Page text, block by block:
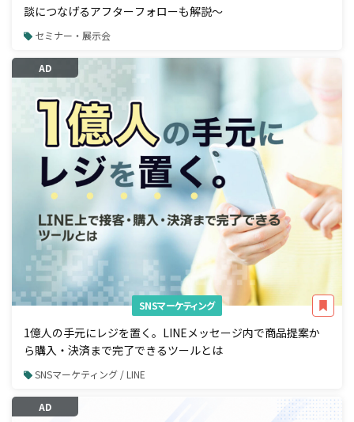
談につなげるアフターフォローも解説～
セミナー・展示会
AD
SNSマーケティング
1億人の手元にレジを置く。LINEメッセージ内で商品提案か
ら購入・決済まで完了できるツールとは
SNSマーケティング / LINE
AD